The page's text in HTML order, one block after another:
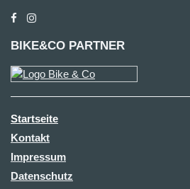
BIKE&CO PARTNER
Startseite
Kontakt
Impressum
Datenschutz